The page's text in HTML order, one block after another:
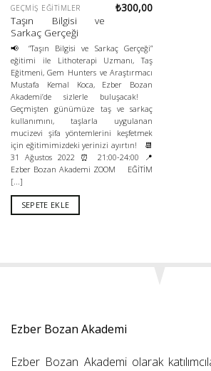
GEÇMIŞ EĞITIMLER
Taşın Bilgisi ve
Sarkaç Gerçeği
₺300,00
📢 “Taşın Bilgisi ve Sarkaç Gerçeği”
eğitimi ile Lithoterapi Uzmanı, Taş
Eğitmeni, Gem Hunters ve Araştırmacı
Mustafa Kemal Koca, Ezber Bozan
Akademi’de sizlerle buluşacak!
Geçmişten günümüze taş ve sarkaç
kullanımını, taşlarla uygulanan
mucizevi şifa yöntemlerini keşfetmek
için eğitimimizdeki yerinizi ayırtın! 📆
31 Ağustos 2022 ⏰ 21:00-24:00 📍
Ezber Bozan Akademi ZOOM EĞİTİM
[...]
SEPETE EKLE
Ezber Bozan Akademi
Ezber Bozan Akademi olarak